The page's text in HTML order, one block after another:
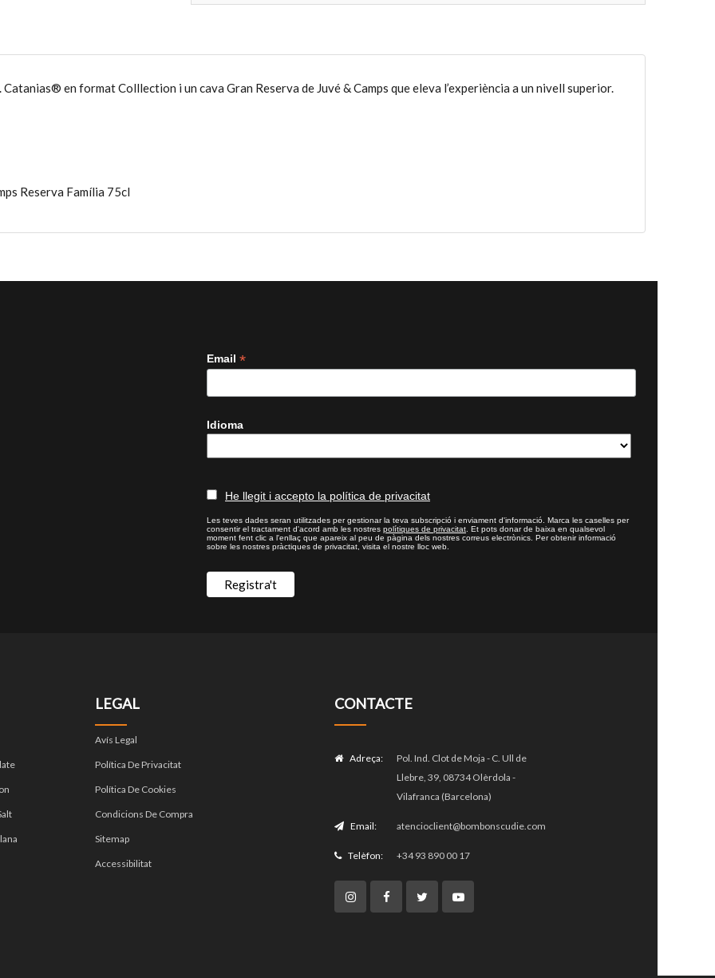
en format Colllection i un cava Gran Reserva de Juvé & Camps que eleva l’experiència a un nivell superior.
Reserva Família 75cl
Email *
Idioma
He llegit i accepto la política de privacitat
Les teves dades seran utilitzades per gestionar la teva subscripció i enviament d'informació. Marca les caselles per
consentir el tractament d'acord amb les nostres polítiques de privacitat . Et pots donar de baixa en qualsevol
moment fent clic a l'enllaç que apareix al peu de pàgina dels nostres correus electrònics. Per obtenir informació
sobre les nostres pràctiques de privacitat, visita el nostre lloc web.
LEGAL
Avís Legal
Política De Privacitat
Política De Cookies
Condicions De Compra
Sitemap
Accessibilitat
CONTACTE
Adreça:
Pol. Ind. Clot de Moja - C. Ull de
Llebre, 39, 08734 Olèrdola -
Vilafranca (Barcelona)
Email: atencioclient@bombonscudie.com
Telèfon: +34 93 890 00 17